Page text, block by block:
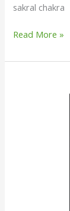
sakral chakra
Read More »